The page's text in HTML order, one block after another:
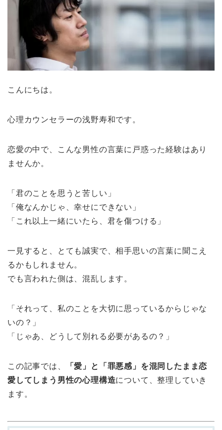
こんにちは。
心理カウンセラーの浅野寿和です。
恋愛の中で、こんな男性の言葉に戸惑った経験はあり
ませんか。
「君のことを思うと苦しい」
「俺なんかじゃ、幸せにできない」
「これ以上一緒にいたら、君を傷つける」
一見すると、とても誠実で、相手思いの言葉に聞こえ
るかもしれません。
でも言われた側は、混乱します。
「それって、私のことを大切に思っているからじゃな
いの？」
「じゃあ、どうして別れる必要があるの？」
この記事では、
「愛」と「罪悪感」を混同したまま恋
愛してしまう男性の心理構造について、整理していき
ます。